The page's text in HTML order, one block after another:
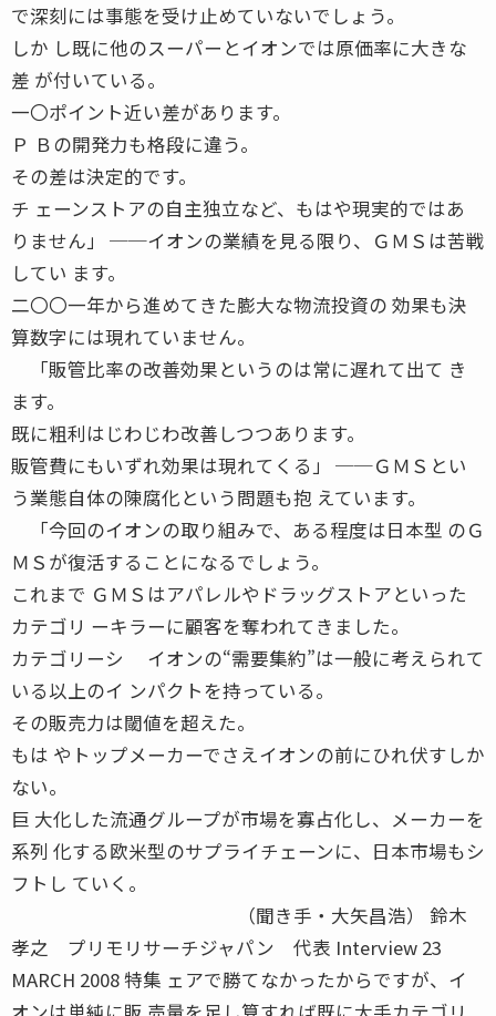
で深刻には事態を受け止めていないでしょう。
しか し既に他のスーパーとイオンでは原価率に大きな
差 が付いている。
一〇ポイント近い差があります。
Ｐ Ｂの開発力も格段に違う。
その差は決定的です。
チ ェーンストアの自主独立など、もはや現実的ではあ
りません」 ──イオンの業績を見る限り、ＧＭＳは苦戦
してい ます。
二〇〇一年から進めてきた膨大な物流投資の 効果も決
算数字には現れていません。
「販管比率の改善効果というのは常に遅れて出て き
ます。
既に粗利はじわじわ改善しつつあります。
販管費にもいずれ効果は現れてくる」 ──ＧＭＳとい
う業態自体の陳腐化という問題も抱 えています。
「今回のイオンの取り組みで、ある程度は日本型 のＧ
ＭＳが復活することになるでしょう。
これまで ＧＭＳはアパレルやドラッグストアといった
カテゴリ ーキラーに顧客を奪われてきました。
カテゴリーシ イオンの“需要集約”は一般に考えられて
いる以上のイ ンパクトを持っている。
その販売力は閾値を超えた。
もは やトップメーカーでさえイオンの前にひれ伏すしか
ない。
巨 大化した流通グループが市場を寡占化し、メーカーを
系列 化する欧米型のサプライチェーンに、日本市場もシ
フトし ていく。
（聞き手・大矢昌浩） 鈴木
孝之 プリモリサーチジャパン 代表 Interview 23
MARCH 2008 特集 ェアで勝てなかったからですが、イ